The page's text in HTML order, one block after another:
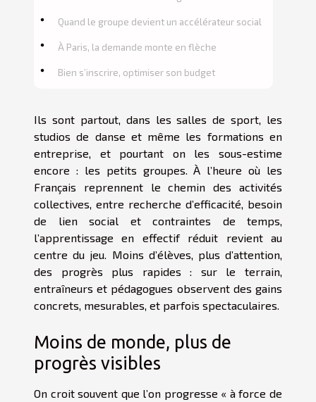
Quand le groupe devient un accélérateur social
À Paris, la demande monte en flèche
Bien s’inscrire, optimiser son budget
Ils sont partout, dans les salles de sport, les
studios de danse et même les formations en
entreprise, et pourtant on les sous-estime
encore : les petits groupes. À l’heure où les
Français reprennent le chemin des activités
collectives, entre recherche d’efficacité, besoin
de lien social et contraintes de temps,
l’apprentissage en effectif réduit revient au
centre du jeu. Moins d’élèves, plus d’attention,
des progrès plus rapides : sur le terrain,
entraîneurs et pédagogues observent des gains
concrets, mesurables, et parfois spectaculaires.
Moins de monde, plus de
progrès visibles
On croit souvent que l’on progresse « à force de